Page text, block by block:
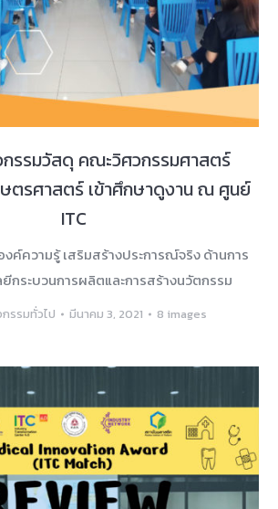
รรมวัสดุ คณะวิศวกรรมศาสตร์
ตรศาสตร์ เข้าศึกษาดูงาน ณ ศูนย์
ITC
ค์ความรู้ เสริมสร้างประการณ์จริง ด้านการ
กระบวนการผลิตและการสร้างนวัตกรรม
รรมทั่วไป มีนาคม 3, 2021 8 images